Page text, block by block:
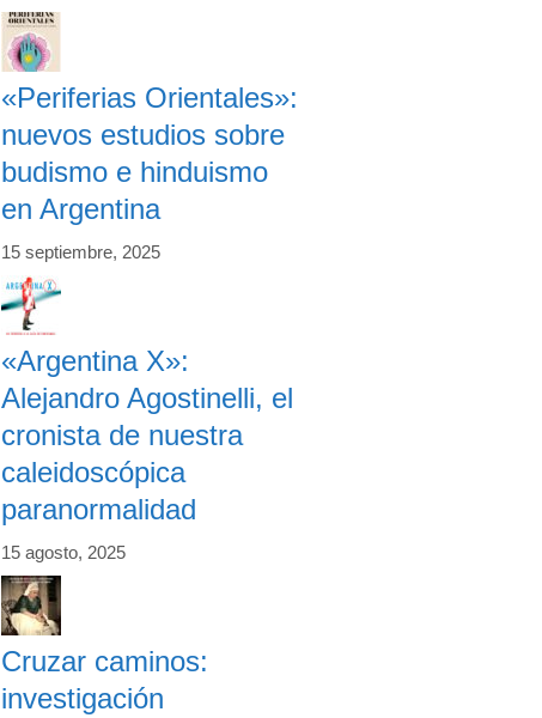
«Periferias Orientales»:
nuevos estudios sobre
budismo e hinduismo
en Argentina
15 septiembre, 2025
«Argentina X»:
Alejandro Agostinelli, el
cronista de nuestra
caleidoscópica
paranormalidad
15 agosto, 2025
Cruzar caminos:
investigación